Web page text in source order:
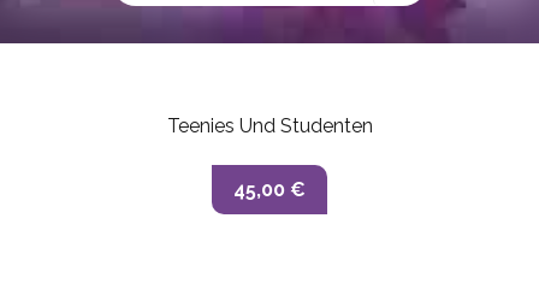
Teenies Und Studenten
45,00 €